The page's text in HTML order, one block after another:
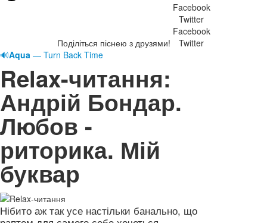
Поділіться піснею з друзями!
Facebook
Twitter
Facebook
Twitter
🔊Aqua — Turn Back Time
Relax-читання:
Андрій Бондар.
Любов -
риторика. Мій
буквар
Нібито аж так усе настільки банально, що